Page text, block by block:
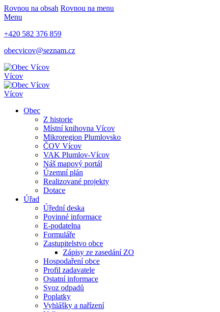
Rovnou na obsah Rovnou na menu
Menu
+420 582 376 859
obecvicov@seznam.cz
Vícov
Vícov
Obec
Z historie
Místní knihovna Vícov
Mikroregion Plumlovsko
ČOV Vícov
VAK Plumlov-Vícov
Náš mapový portál
Územní plán
Realizované projekty
Dotace
Úřad
Úřední deska
Povinné informace
E-podatelna
Formuláře
Zastupitelstvo obce
Zápisy ze zasedání ZO
Hospodaření obce
Profil zadavatele
Ostatní informace
Svoz odpadů
Poplatky
Vyhlášky a nařízení